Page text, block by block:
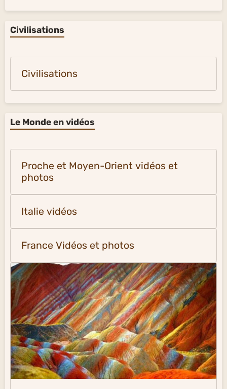
Civilisations
Civilisations
Le Monde en vidéos
Proche et Moyen-Orient vidéos et
photos
Italie vidéos
France Vidéos et photos